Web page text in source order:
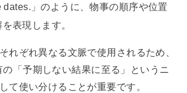
dates.」のように、物事の順序や位置
表現します。
れぞれ異なる文脈で使用されるため、
の「予期しない結果に至る」というニ
て使い分けることが重要です。